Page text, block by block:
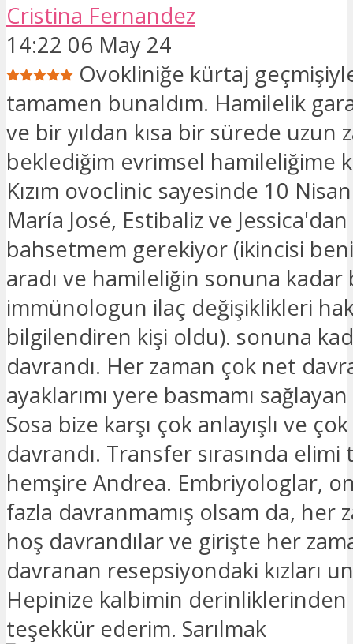
Cristina Fernandez
14:22 06 May 24
Ovokliniğe kürtaj
tamamen bunaldım. Hamilelik
ve bir yıldan kısa bir sürede uzun
beklediğim evrimsel hamileliğime
Kızım ovoclinic sayesinde 10
María José, Estibaliz ve
bahsetmem gerekiyor (ikincisi
aradı ve hamileliğin sonuna
immünologun ilaç değişiklikleri
bilgilendiren kişi oldu). sonuna
davrandı. Her zaman çok net
ayaklarımı yere basmamı
Sosa bize karşı çok anlayışlı ve
davrandı. Transfer sırasında
hemşire Andrea. Embriyologlar,
fazla davranmamış olsam da, her
hoş davrandılar ve girişte her
davranan resepsiyondaki kızları
Hepinize kalbimin derinliklerinden
teşekkür ederim. Sarılmak